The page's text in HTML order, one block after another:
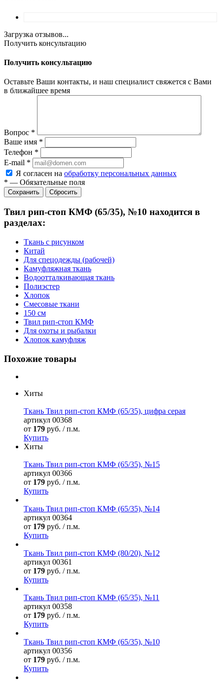
Загрузка отзывов...
Получить консультацию
Получить консультацию
Оставьте Ваши контакты, и наш специалист свяжется с Вами
в ближайшее время
Вопрос *
Ваше имя *
Телефон *
E-mail *
Я согласен на обработку персональных данных
* — Обязательные поля
Сбросить
Твил рип-стоп КМФ (65/35), №10 находится в
разделах:
Ткань с рисунком
Китай
Для спецодежды (рабочей)
Камуфляжная ткань
Водоотталкивающая ткань
Полиэстер
Хлопок
Смесовые ткани
150 см
Твил рип-стоп КМФ
Для охоты и рыбалки
Хлопок камуфляж
Похожие товары
Хиты
Ткань Твил рип-стоп КМФ (65/35), цифра серая
артикул 00368
от 179 руб. / п.м.
Купить
Хиты
Ткань Твил рип-стоп КМФ (65/35), №15
артикул 00366
от 179 руб. / п.м.
Купить
Ткань Твил рип-стоп КМФ (65/35), №14
артикул 00364
от 179 руб. / п.м.
Купить
Ткань Твил рип-стоп КМФ (80/20), №12
артикул 00361
от 179 руб. / п.м.
Купить
Ткань Твил рип-стоп КМФ (65/35), №11
артикул 00358
от 179 руб. / п.м.
Купить
Ткань Твил рип-стоп КМФ (65/35), №10
артикул 00356
от 179 руб. / п.м.
Купить